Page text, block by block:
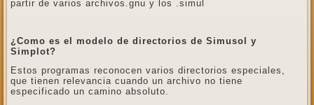
partir de varios archivos.gnu y los .simul
¿Como es el modelo de directorios de Simusol y
Simplot?
Estos programas reconocen varios directorios especiales,
que tienen relevancia cuando un archivo no tiene
especificado un camino absoluto.